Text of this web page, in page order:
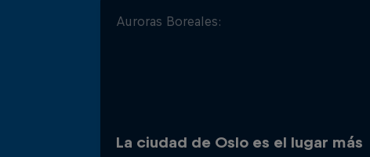
Auroras Boreales:
La ciudad de Oslo es el lugar más